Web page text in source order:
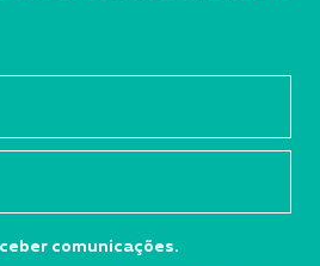
comunicações.